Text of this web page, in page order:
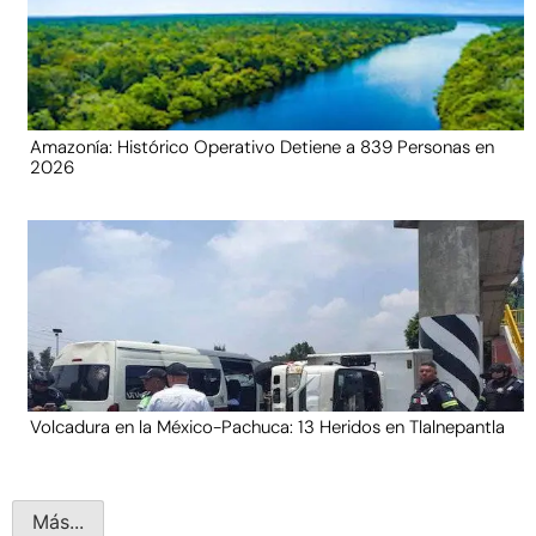
Amazonía: Histórico Operativo Detiene a 839 Personas en
2026
Volcadura en la México-Pachuca: 13 Heridos en Tlalnepantla
Más...